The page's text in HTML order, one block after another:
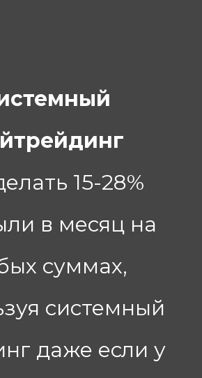
15-28%
в месяц на
суммах,
системный
даже если у